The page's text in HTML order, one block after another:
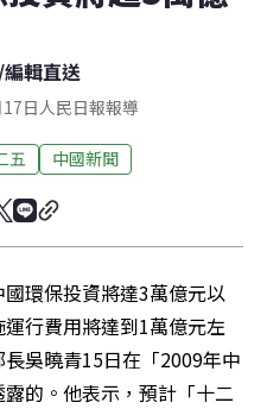
/編輯直送
日人民日報報導
五 中國新聞
環保投資將達3萬億元以
行費用將達到1萬億元左
吳曉青15日在「2009年中
的。他表示，預計「十二